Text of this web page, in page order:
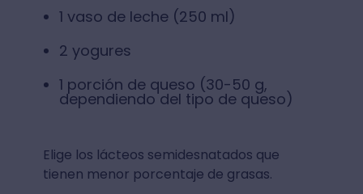
1 vaso de leche (250 ml)
2 yogures
1 porción de queso (30-50 g,
dependiendo del tipo de queso)
Elige los lácteos semidesnatados que
tienen menor porcentaje de grasas.